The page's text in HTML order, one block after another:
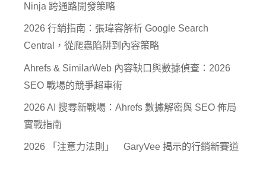
Ninja 跨通路開發策略
2026 行銷指南：張瑋容解析 Google Search
Central，從爬蟲陷阱到內容策略
Ahrefs & SimilarWeb 內容缺口與數據偵查：2026
SEO 戰場的競爭超車術
2026 AI 搜尋新戰場：Ahrefs 數據解密與 SEO 佈局
實戰指南
2026 「注意力法則」 GaryVee 揭示的行銷新賽道